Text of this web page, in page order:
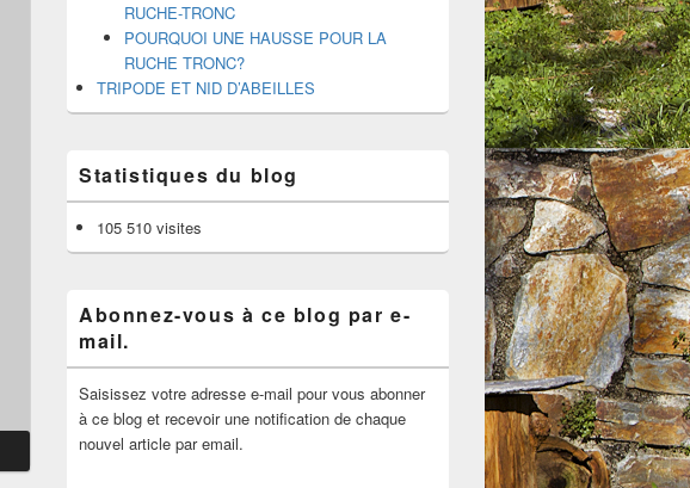
RUCHE-TRONC
POURQUOI UNE HAUSSE POUR LA
RUCHE TRONC?
TRIPODE ET NID D’ABEILLES
Statistiques du blog
105 510 visites
Abonnez-vous à ce blog par e-
mail.
Saisissez votre adresse e-mail pour vous abonner
à ce blog et recevoir une notification de chaque
nouvel article par email.